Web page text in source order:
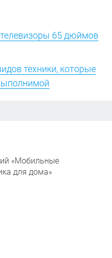
65 дюймов
техники, которые
«Мобильные
для дома»